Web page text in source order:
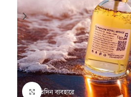
Click to enlarge